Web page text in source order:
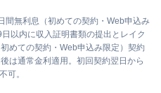
間無利息（初めての契約・Web申込み
以内に収入証明書類の提出とレイク
めての契約・Web申込み限定）契約
は通常金利適用。初回契約翌日から
可。